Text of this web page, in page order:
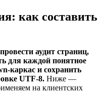
как составить
аудит страниц,
для каждой понятное
каркас и сохранить
UTF-8. Ниже —
на клиентских